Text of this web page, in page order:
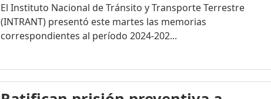
El Instituto Nacional de Tránsito y Transporte Terrestre
(INTRANT) presentó este martes las memorias
correspondientes al período 2024-202...